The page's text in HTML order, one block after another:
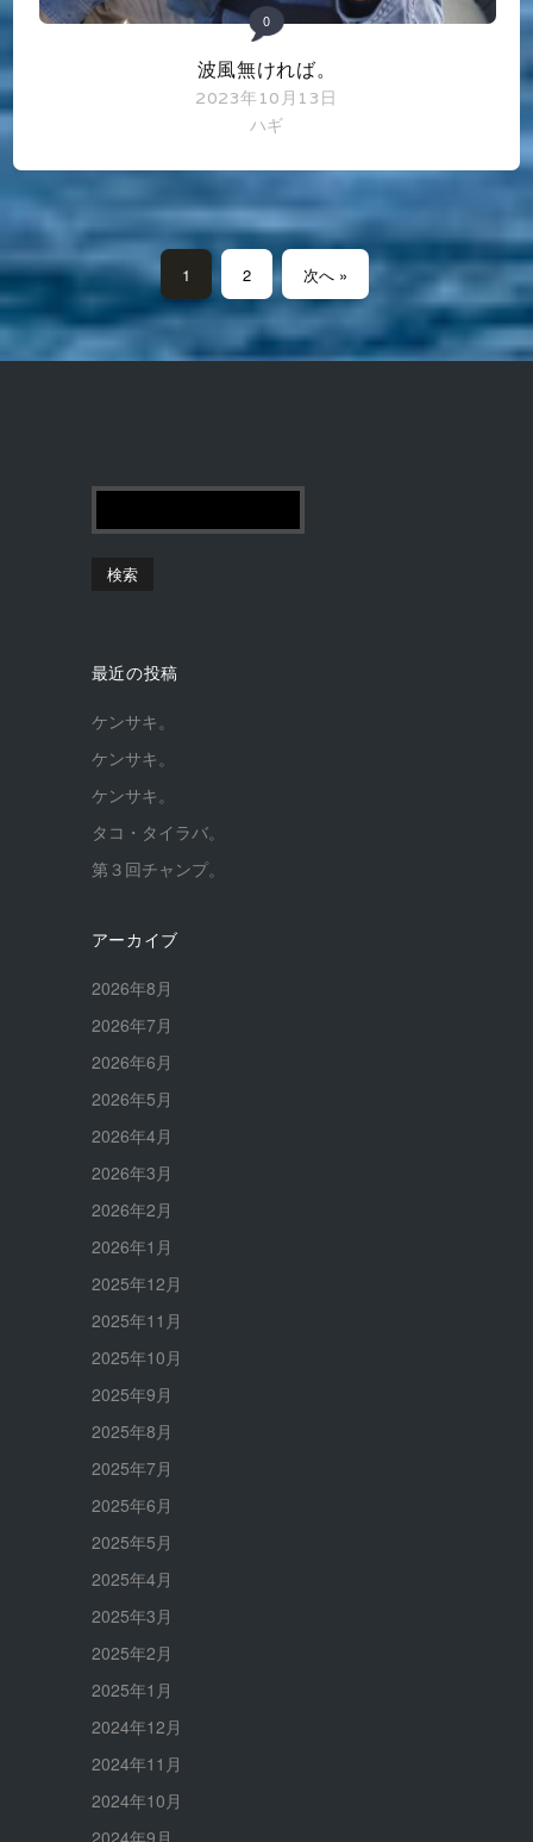
0
波風無ければ。
2023年10月13日
ハギ
1 2 次へ »
最近の投稿
ケンサキ。
ケンサキ。
ケンサキ。
タコ・タイラバ。
第３回チャンプ。
アーカイブ
2026年8月
2026年7月
2026年6月
2026年5月
2026年4月
2026年3月
2026年2月
2026年1月
2025年12月
2025年11月
2025年10月
2025年9月
2025年8月
2025年7月
2025年6月
2025年5月
2025年4月
2025年3月
2025年2月
2025年1月
2024年12月
2024年11月
2024年10月